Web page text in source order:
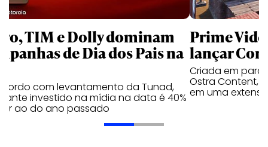
TIM e Dolly dominam
de Dia dos Pais na
com levantamento da Tunad,
investido na mídia na data é 40%
ao do ano passado
Prime
lançar
Criada em
Ostra Content,
em uma